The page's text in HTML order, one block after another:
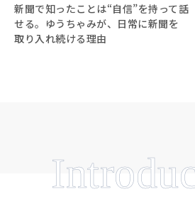
新聞で知ったことは“自信”を持って話
せる。ゆうちゃみが、日常に新聞を
取り入れ続ける理由